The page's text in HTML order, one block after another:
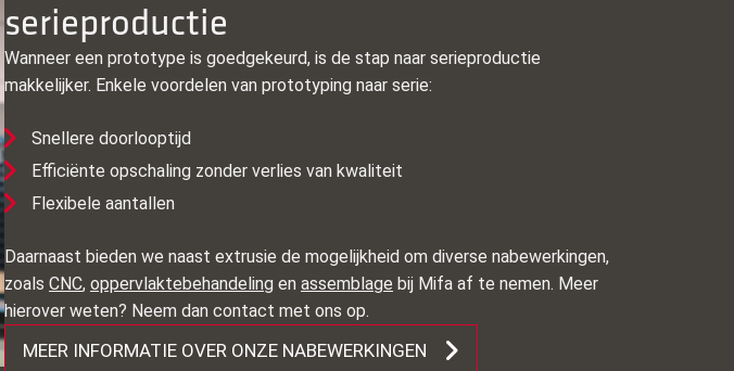
serieproductie
Wanneer een prototype is goedgekeurd, is de stap naar serieproductie
makkelijker. Enkele voordelen van prototyping naar serie:
Snellere doorlooptijd
Efficiënte opschaling zonder verlies van kwaliteit
Flexibele aantallen
Daarnaast bieden we naast extrusie de mogelijkheid om diverse nabewerkingen,
zoals CNC, oppervlaktebehandeling en assemblage bij Mifa af te nemen. Meer
hierover weten? Neem dan contact met ons op.
MEER INFORMATIE OVER ONZE NABEWERKINGEN